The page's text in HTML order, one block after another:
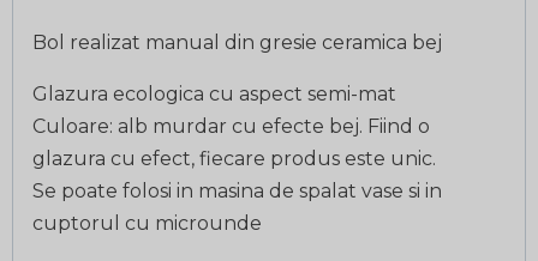
Bol realizat manual din gresie ceramica bej
Glazura ecologica cu aspect semi-mat
Culoare: alb murdar cu efecte bej. Fiind o
glazura cu efect, fiecare produs este unic.
Se poate folosi in masina de spalat vase si in
cuptorul cu microunde